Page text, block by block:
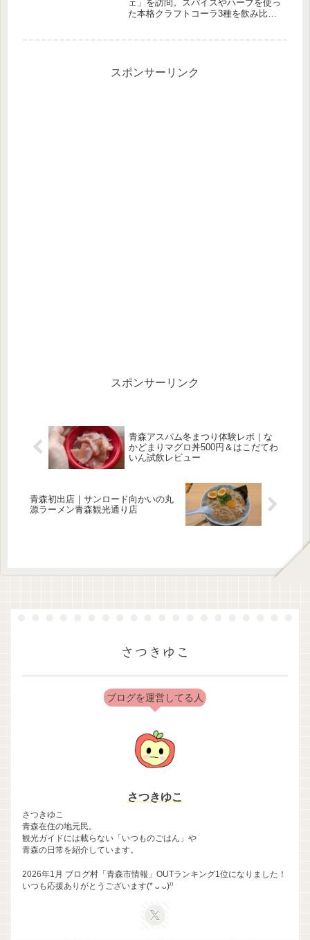
ェ」を訪問。スパイスやハーブを使っ
た本格クラフトコーラ3種を飲み比べ
スポンサーリンク
スポンサーリンク
青森アスパム冬まつり体験レポ｜な
かどまりマグロ丼500円＆はこだてわ
いん試飲レビュー
青森初出店｜サンロード向かいの丸
源ラーメン青森観光通り店
さつきゆこ
ブログを運営してる人
さつきゆこ
さつきゆこ
青森在住の地元民。
観光ガイドには載らない「いつものごはん」や
青森の日常を紹介しています。
2026年1月 ブログ村「青森市情報」OUTランキング1位になりました！
いつも応援ありがとうございます(* ᴗ ᴗ)⁾⁾